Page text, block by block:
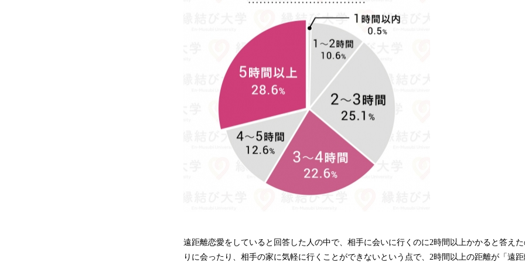
遠距離恋愛をしていると回答した人の中で、相手に会いに行くのに2時間以上かかると答え
りに会ったり、相手の家に気軽に行くことができないという点で、2時間以上の距離が「遠